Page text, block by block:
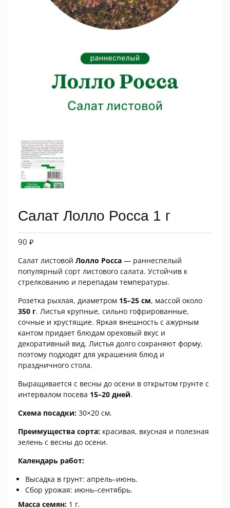
Салат Лолло Росса 1 г
90 ₽
Салат листовой Лолло Росса — раннеспелый
популярный сорт листового салата. Устойчив к
стрелкованию и перепадам температуры.
Розетка рыхлая, диаметром 15–25 см, массой около
350 г. Листья крупные, сильно гофрированные,
сочные и хрустящие. Яркая внешность с ажурным
кантом придает блюдам ореховый вкус и
декоративный вид. Листья долго сохраняют форму,
поэтому подходят для украшения блюд и
праздничного стола.
Выращивается с весны до осени в открытом грунте с
интервалом посева 15–20 дней.
Схема посадки: 30×20 см.
Преимущества сорта: красивая, вкусная и полезная
зелень с весны до осени.
Календарь работ:
Высадка в грунт: апрель–июнь.
Сбор урожая: июнь–сентябрь.
Масса семян: 1 г.